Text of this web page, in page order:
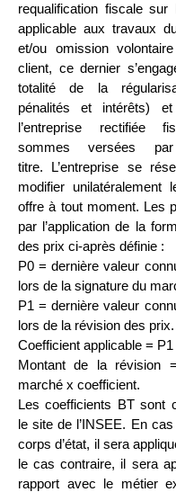
requalification fiscale
applicable aux travaux
et/ou omission
client, ce dernier
totalité de la
pénalités et intérêts)
l’entreprise rectifiée
sommes versées
titre. L’entreprise se
modifier
offre à tout moment. Les
par l’application de la
des prix ci-après définie :
P0 = dernière valeur
lors de la signature du
P1 = dernière valeur
lors de la révision des prix.
Coefficient applicable =
Montant de la révision
marché x coefficient.
Les coefficients BT sont
le site de l’INSEE. En
corps d’état, il sera
le cas contraire, il sera
rapport avec le métier